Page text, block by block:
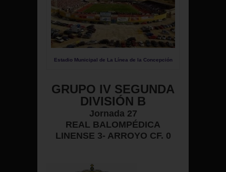
Estadio Municipal de La Línea de la Concepción
GRUPO IV SEGUNDA
DIVISIÓN B
Jornada 27
REAL BALOMPÉDICA
LINENSE 3- ARROYO CF. 0